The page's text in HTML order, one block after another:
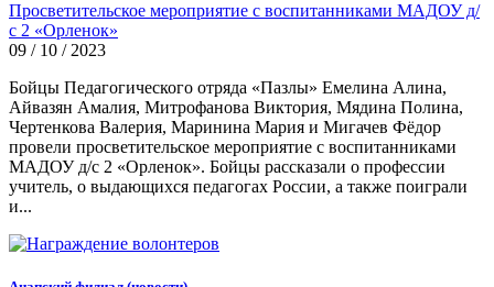
Просветительское мероприятие с воспитанниками МАДОУ д/
с 2 «Орленок»
09 / 10 / 2023
Бойцы Педагогического отряда «Пазлы» Емелина Алина,
Айвазян Амалия, Митрофанова Виктория, Мядина Полина,
Чертенкова Валерия, Маринина Мария и Мигачев Фёдор
провели просветительское мероприятие с воспитанниками
МАДОУ д/с 2 «Орленок». Бойцы рассказали о профессии
учитель, о выдающихся педагогах России, а также поиграли
и...